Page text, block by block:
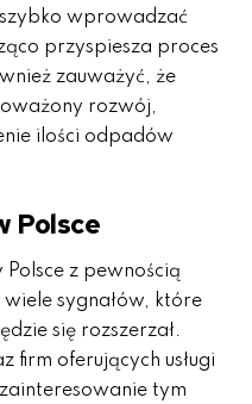
wprowadzać
przyspiesza proces
zauważyć, że
rozwój,
ilości odpadów
Polsce
Polsce z pewnością
sygnałów, które
się rozszerzał.
firm oferujących usługi
tym